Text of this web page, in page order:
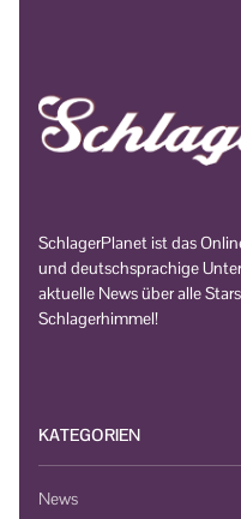
SchlagerPlanet ist das
und deutschsprachige
aktuelle News über alle
Schlagerhimmel!
KATEGORIEN
News